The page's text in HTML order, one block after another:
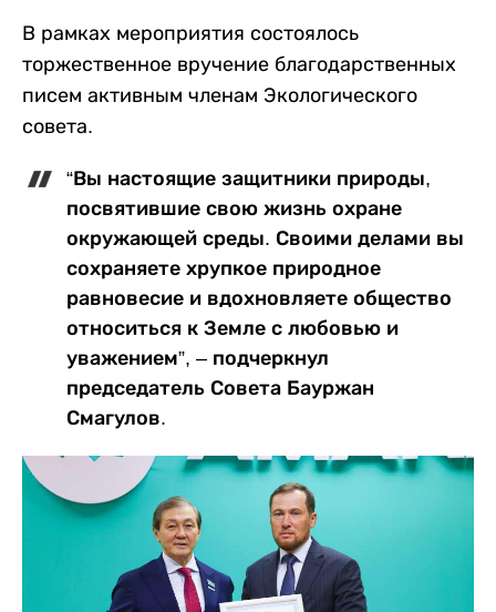
В рамках мероприятия состоялось
торжественное вручение благодарственных
писем активным членам Экологического
совета.
“Вы настоящие защитники природы,
посвятившие свою жизнь охране
окружающей среды. Своими делами вы
сохраняете хрупкое природное
равновесие и вдохновляете общество
относиться к Земле с любовью и
уважением”, – подчеркнул
председатель Совета Бауржан
Смагулов.